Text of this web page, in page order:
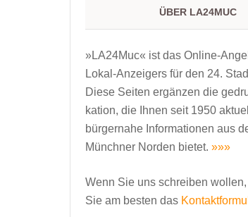
ÜBER LA24MUC
»LA24Muc« ist das Online-
Lokal-Anzeigers für den 24.
Diese Seiten ergänzen die
kation, die Ihnen seit 1950
bürgernahe Informationen aus
Münchner Norden bietet. »»»
Wenn Sie uns schreiben
Sie am besten das